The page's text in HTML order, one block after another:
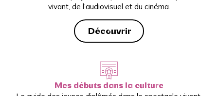
vivant, de l’audiovisuel et du cinéma.
Découvrir
Mes débuts dans la culture